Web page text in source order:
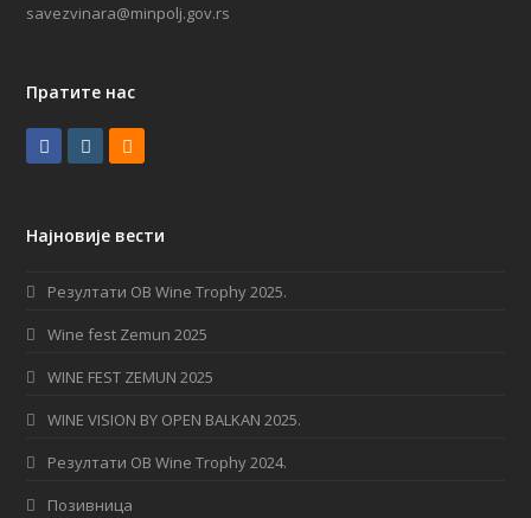
savezvinara@minpolj.gov.rs
Пратите нас
e
b
o
t
a
g
m
Најновије вести
Резултати OB Wine Trophy 2025.
Wine fest Zemun 2025
WINE FEST ZEMUN 2025
WINE VISION BY OPEN BALKAN 2025.
Резултати OB Wine Trophy 2024.
Позивница